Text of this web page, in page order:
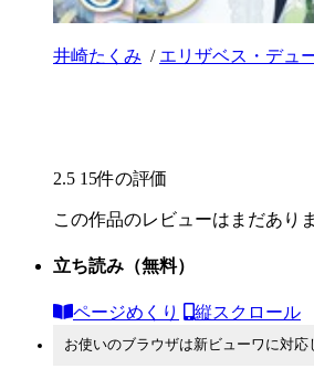
井崎たくみ / エリザベス・デュ
2.5 15件の評価
この作品のレビューはまだあり
立ち読み （無料）
ページめくり 縦スクロール
お使いのブラウザは新ビューワに対応